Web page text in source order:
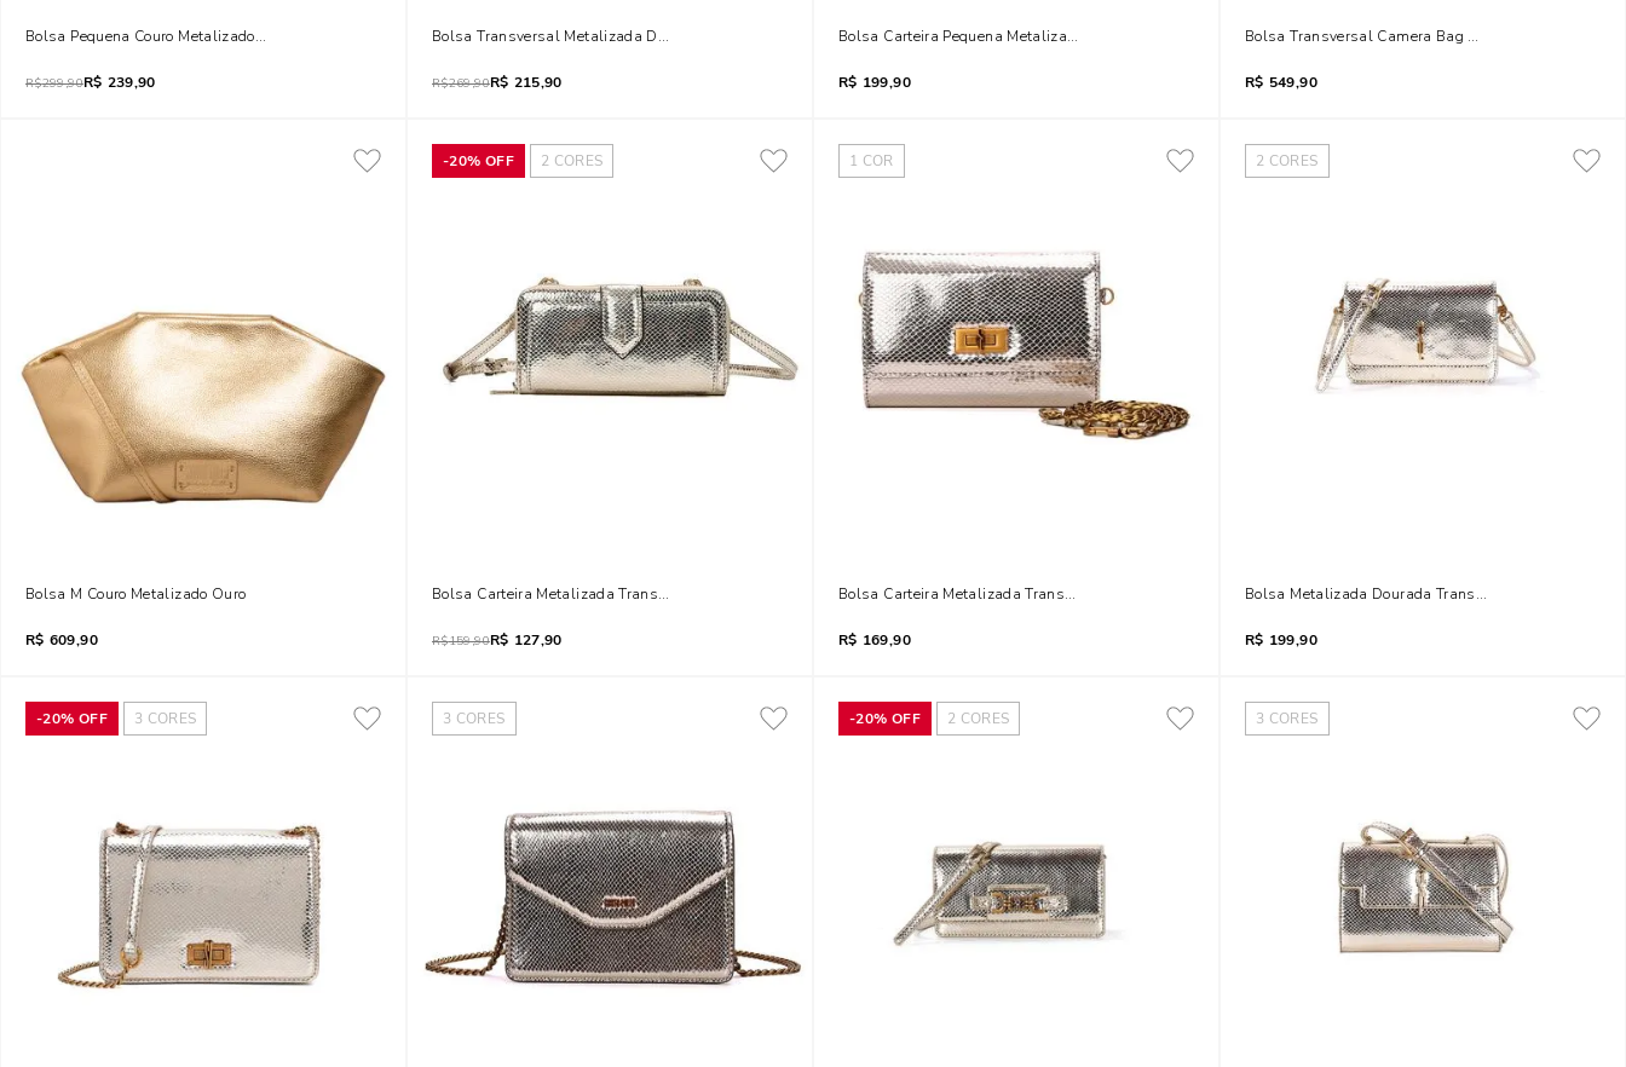
Bolsa Pequena Couro Metalizado Dourado Claro Alça Transversal
R$299,90R$ 239,90
Bolsa Transversal Metalizada Dourada
R$269,90R$ 215,90
Bolsa Carteira Pequena Metalizada Dourada Alça Transversal
R$ 199,90
Bolsa Transversal Camera Bag Couro Metalizado
R$ 549,90
Bolsa M Couro Metalizado Ouro
R$ 609,90
-20% OFF 2 CORES
Bolsa Carteira Metalizada Transversal Dourada
R$159,90R$ 127,90
1 COR
Bolsa Carteira Metalizada Transversal Dourada
R$ 169,90
2 CORES
Bolsa Metalizada Dourada Transversal
R$ 199,90
-20% OFF 3 CORES 3 CORES -20% OFF 2 CORES 3 CORES